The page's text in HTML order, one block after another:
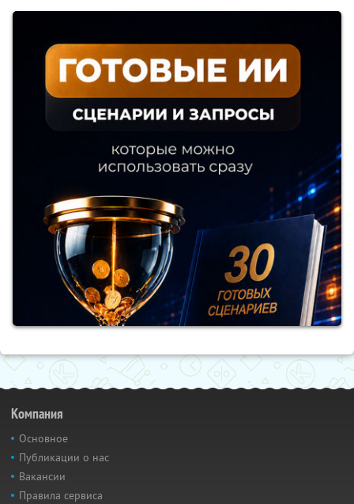
Компания
Основное
Публикации о нас
Вакансии
Правила сервиса